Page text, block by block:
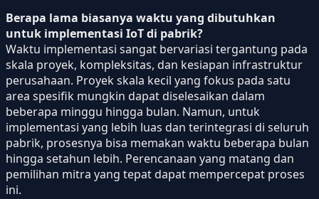
Berapa lama biasanya waktu yang dibutuhkan
untuk implementasi IoT di pabrik?
Waktu implementasi sangat bervariasi tergantung pada
skala proyek, kompleksitas, dan kesiapan infrastruktur
perusahaan. Proyek skala kecil yang fokus pada satu
area spesifik mungkin dapat diselesaikan dalam
beberapa minggu hingga bulan. Namun, untuk
implementasi yang lebih luas dan terintegrasi di seluruh
pabrik, prosesnya bisa memakan waktu beberapa bulan
hingga setahun lebih. Perencanaan yang matang dan
pemilihan mitra yang tepat dapat mempercepat proses
ini.